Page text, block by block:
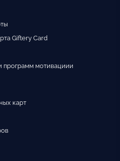
Giftery Card
программ мотивациии
карт